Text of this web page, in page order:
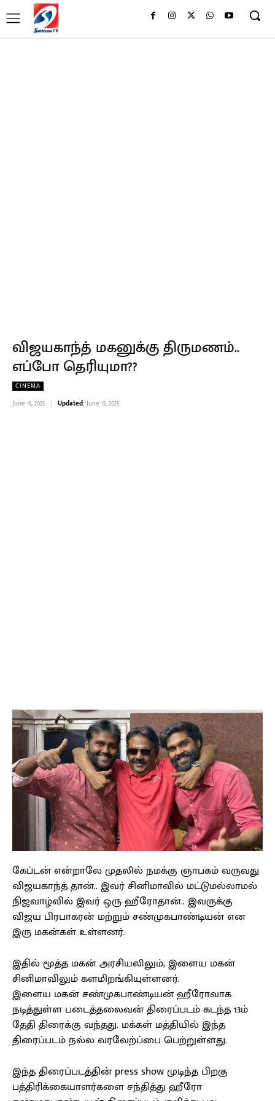
விஜயகாந்த் மகனுக்கு திருமணம்..
எப்போ தெரியுமா??
CINEMA
June 15, 2025 Updated: June 15, 2025
கேப்டன் என்றாலே முதலில் நமக்கு ஞாபகம் வருவது
விஜயகாந்த் தான்.. இவர் சினிமாவில் மட்டுமல்லாமல்
நிஜவாழ்வில் இவர் ஒரு ஹீரோதான்.. இவருக்கு
விஜய பிரபாகரன் மற்றும் சண்முகபாண்டியன் என
இரு மகன்கள் உள்ளனர்.
இதில் மூத்த மகன் அரசியலிலும், இளைய மகன்
சினிமாவிலும் களமிறங்கியுள்ளனர்.
இளைய மகன் சண்முகபாண்டியன் ஹீரோவாக
நடித்துள்ள படைத்தலைவன் திரைப்படம் கடந்த 13ம்
தேதி திரைக்கு வந்தது. மக்கள் மத்தியில் இந்த
திரைப்படம் நல்ல வரவேற்ப்பை பெற்றுள்ளது.
இந்த திரைப்படத்தின் press show முடிந்த பிறகு
பத்திரிக்கையாளர்களை சந்தித்து ஹீரோ